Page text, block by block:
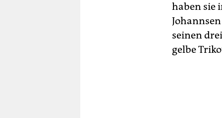
haben sie
seinen
gelbe